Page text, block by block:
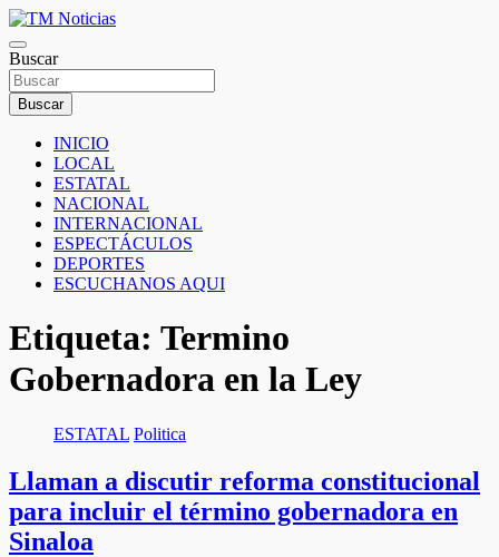
Saltar
al
contenido
TM Noticias
TM Noticias
Buscar
Buscar
INICIO
LOCAL
ESTATAL
NACIONAL
INTERNACIONAL
ESPECTÁCULOS
DEPORTES
ESCUCHANOS AQUI
Etiqueta: Termino
Gobernadora en la Ley
ESTATAL Politica
Llaman a discutir reforma constitucional
para incluir el término gobernadora en
Sinaloa